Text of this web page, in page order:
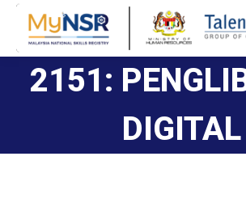
2151:
DIGITAL